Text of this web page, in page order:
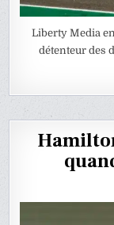
Liberty Media
détenteur des